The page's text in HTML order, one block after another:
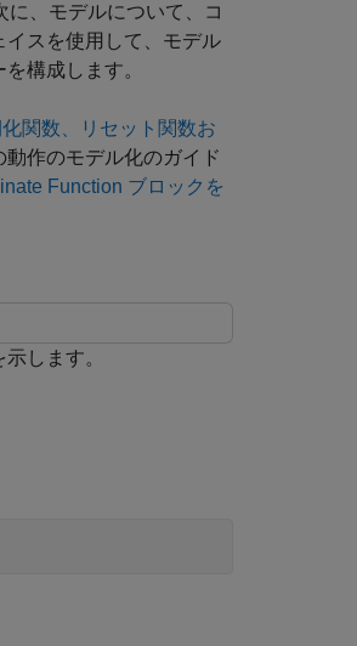
、モデルについて、コ
スを使用して、モデル
構成します。
関数、リセット関数お
作のモデル化のガイド
Function ブロックを
します。